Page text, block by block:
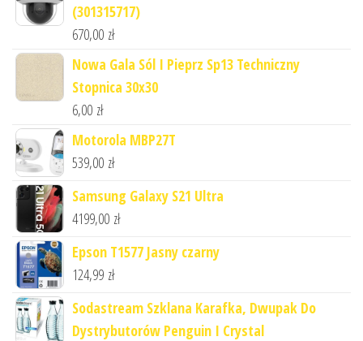
(301315717)
670,00 zł
Nowa Gala Sól I Pieprz Sp13 Techniczny
Stopnica 30x30
6,00 zł
Motorola MBP27T
539,00 zł
Samsung Galaxy S21 Ultra
4199,00 zł
Epson T1577 Jasny czarny
124,99 zł
Sodastream Szklana Karafka, Dwupak Do
Dystrybutorów Penguin I Crystal